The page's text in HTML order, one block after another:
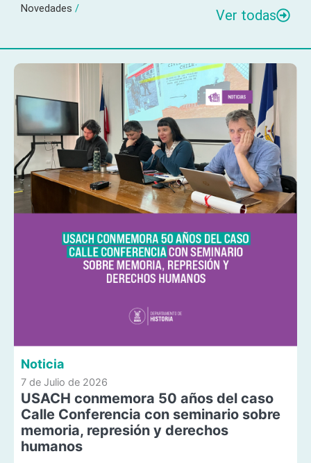
Novedades / Ver todas
Noticia
7 de Julio de 2026
USACH conmemora 50 años del caso
Calle Conferencia con seminario sobre
memoria, represión y derechos
humanos